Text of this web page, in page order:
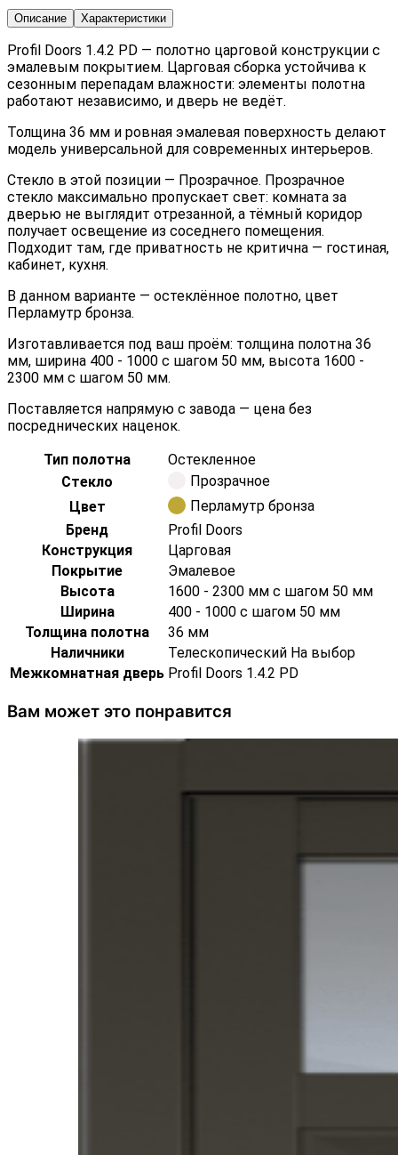
Описание Характеристики
Profil Doors 1.4.2 PD — полотно царговой конструкции с
эмалевым покрытием. Царговая сборка устойчива к
сезонным перепадам влажности: элементы полотна
работают независимо, и дверь не ведёт.
Толщина 36 мм и ровная эмалевая поверхность делают
модель универсальной для современных интерьеров.
Стекло в этой позиции — Прозрачное. Прозрачное
стекло максимально пропускает свет: комната за
дверью не выглядит отрезанной, а тёмный коридор
получает освещение из соседнего помещения.
Подходит там, где приватность не критична — гостиная,
кабинет, кухня.
В данном варианте — остеклённое полотно, цвет
Перламутр бронза.
Изготавливается под ваш проём: толщина полотна 36
мм, ширина 400 - 1000 с шагом 50 мм, высота 1600 -
2300 мм с шагом 50 мм.
Поставляется напрямую с завода — цена без
посреднических наценок.
Тип полотна
Остекленное
Стекло
Прозрачное
Цвет
Перламутр бронза
Бренд
Profil Doors
Конструкция
Царговая
Покрытие
Эмалевое
Высота
1600 - 2300 мм с шагом 50 мм
Ширина
400 - 1000 с шагом 50 мм
Толщина полотна
36 мм
Наличники
Телескопический На выбор
Межкомнатная дверь Profil Doors 1.4.2 PD
Вам может это понравится